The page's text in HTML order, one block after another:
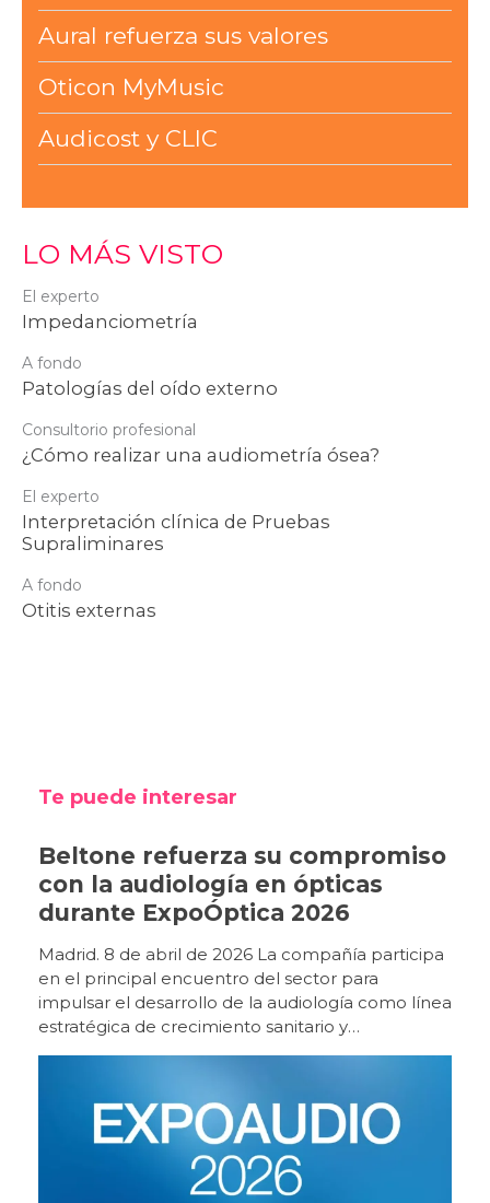
Aural refuerza sus valores
Oticon MyMusic
Audicost y CLIC
LO MÁS VISTO
El experto
Impedanciometría
A fondo
Patologías del oído externo
Consultorio profesional
¿Cómo realizar una audiometría ósea?
El experto
Interpretación clínica de Pruebas
Supraliminares
A fondo
Otitis externas
Te puede interesar
Beltone refuerza su compromiso
con la audiología en ópticas
durante ExpoÓptica 2026
Madrid. 8 de abril de 2026 La compañía participa
en el principal encuentro del sector para
impulsar el desarrollo de la audiología como línea
estratégica de crecimiento sanitario y
empresarial. Beltone participa un año más en
profesional del sector óptico y audiológico en
España, que se celebra del 9 al 11 de abril en
IFEMA Madrid (pabellón 10, stand E12). Con
motivo de esta edición, la compañía presentará
un espacio expositivo orientado a la experiencia